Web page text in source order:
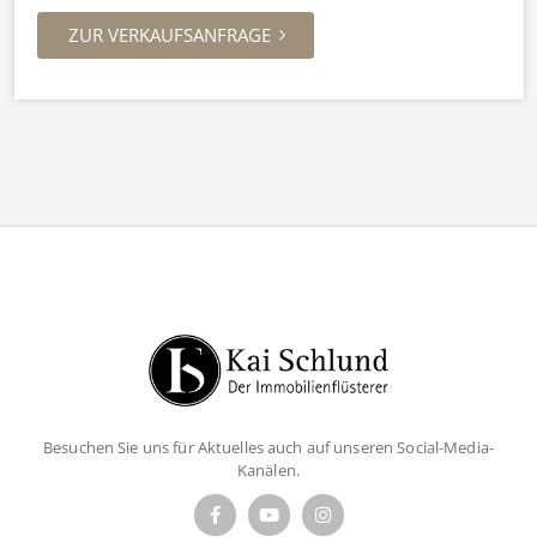
ZUR VERKAUFSANFRAGE
Besuchen Sie uns für Aktuelles auch auf unseren Social-Media-
Kanälen.